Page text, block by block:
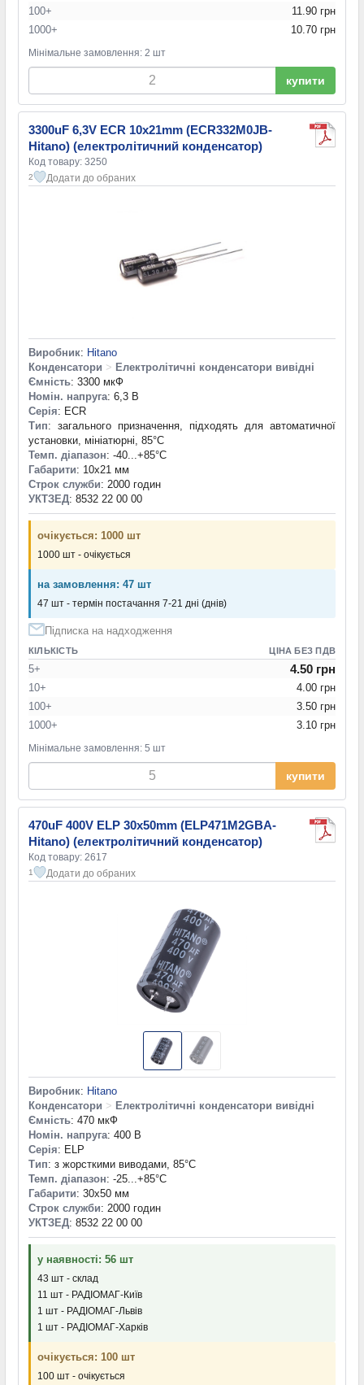
100+
11.90 грн
1000+
10.70 грн
Мінімальне замовлення: 2 шт
купити
3300uF 6,3V ECR 10x21mm (ECR332M0JB-
Hitano) (електролітичний конденсатор)
Код товару: 3250
2 Додати до обраних
Виробник: Hitano
Конденсатори > Електролітичні конденсатори вивідні
Ємність: 3300 мкФ
Номін. напруга: 6,3 В
Серія: ECR
Тип: загального призначення, підходять для автоматичної
установки, мініатюрні, 85°C
Темп. діапазон: -40...+85°С
Габарити: 10x21 мм
Строк служби: 2000 годин
УКТЗЕД: 8532 22 00 00
очікується: 1000 шт
1000 шт - очікується
на замовлення: 47 шт
47 шт - термін постачання 7-21 дні (днів)
Підписка на надходження
КІЛЬКІСТЬ ЦІНА БЕЗ ПДВ
5+ 4.50 грн
10+
4.00 грн
100+
3.50 грн
1000+
3.10 грн
Мінімальне замовлення: 5 шт
купити
470uF 400V ELP 30x50mm (ELP471M2GBA-
Hitano) (електролітичний конденсатор)
Код товару: 2617
1 Додати до обраних
Виробник: Hitano
Конденсатори > Електролітичні конденсатори вивідні
Ємність: 470 мкФ
Номін. напруга: 400 В
Серія: ELP
Тип: з жорсткими виводами, 85°C
Темп. діапазон: -25...+85°С
Габарити: 30x50 мм
Строк служби: 2000 годин
УКТЗЕД: 8532 22 00 00
у наявності: 56 шт
43 шт - склад
11 шт - РАДІОМАГ-Київ
1 шт - РАДІОМАГ-Львів
1 шт - РАДІОМАГ-Харків
очікується: 100 шт
100 шт - очікується